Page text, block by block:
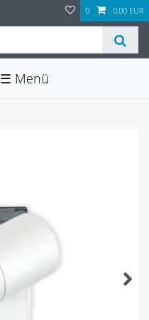
0 0,00 EUR
☰